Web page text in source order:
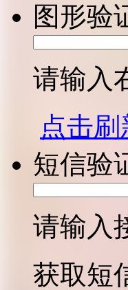
图形验
请输入
点击刷
短信验
请输入
获取短